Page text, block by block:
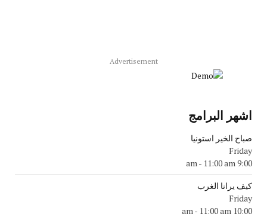
Advertisement
اشهر البرامج
صباح الخير استونيا
Friday
9:00 am
- 11:00 am
كيف يرانا الغرب
Friday
10:00 am
- 11:00 am